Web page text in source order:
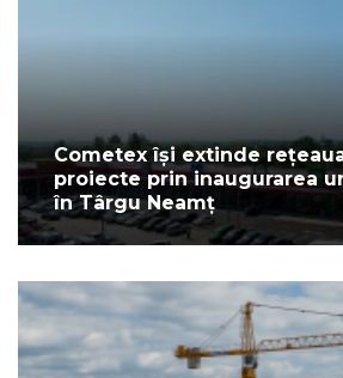
Cometex își extinde
proiecte prin inaugurarea
în Târgu Neamț